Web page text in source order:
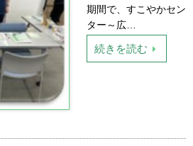
期間で、すこやかセン
ター～広…
続きを読む